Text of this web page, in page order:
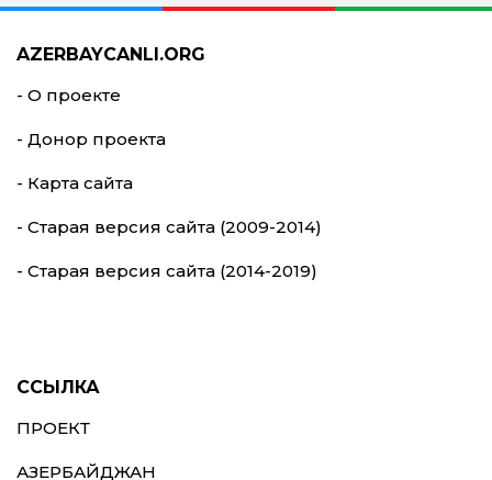
AZERBAYCANLI.ORG
- О проекте
- Донор проекта
- Карта сайта
- Старая версия сайта (2009-2014)
- Старая версия сайта (2014-2019)
ССЫЛКА
ПРОЕКТ
АЗЕРБАЙДЖАН